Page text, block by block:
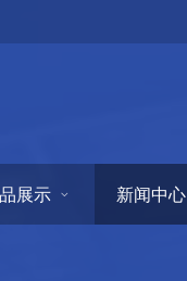
展示 新闻中心